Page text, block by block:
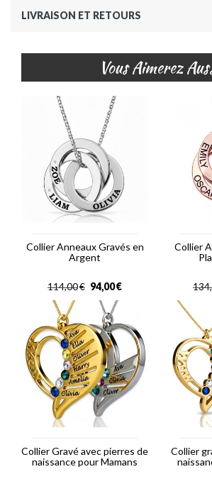
LIVRAISON ET RETOURS
Vous Aimerez
Collier Anneaux Gravés en
Argent
€
114,00 €
94,00
Collier
Collier Gravé avec pierres de
naissance pour Mamans
Collier